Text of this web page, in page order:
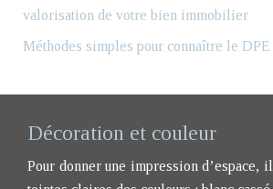
valorisation de votre bien immobilier
Méthodes simples pour connaître le
Décoration et couleur
Pour donner une impression d’espace,